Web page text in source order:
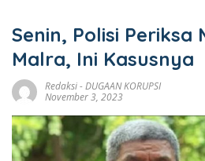
Senin, Polisi Periksa
Malra, Ini Kasusnya
Redaksi-DUGAAN KORUPSI
November 3, 2023